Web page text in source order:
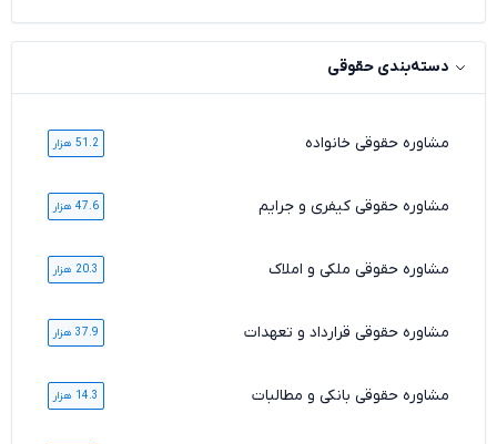
دسته‌بندی حقوقی
مشاوره حقوقی خانواده 51.2 هزار
مشاوره حقوقی کیفری و جرایم 47.6 هزار
مشاوره حقوقی ملکی و املاک 20.3 هزار
مشاوره حقوقی قرارداد و تعهدات 37.9 هزار
مشاوره حقوقی بانکی و مطالبات 14.3 هزار